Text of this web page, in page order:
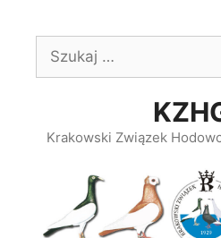
Szukaj:
Krakowski Związek